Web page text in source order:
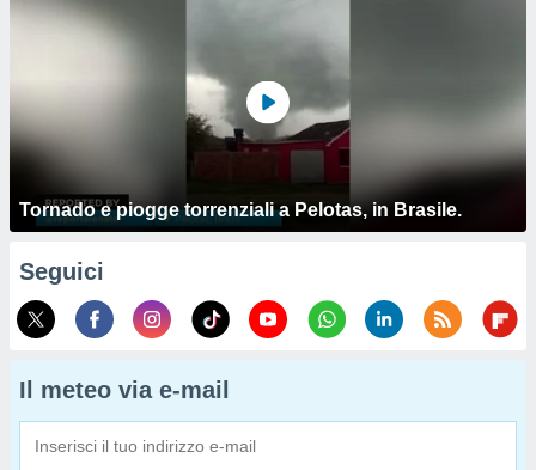
Tornado e piogge torrenziali a Pelotas, in Brasile.
Seguici
Il meteo via e-mail